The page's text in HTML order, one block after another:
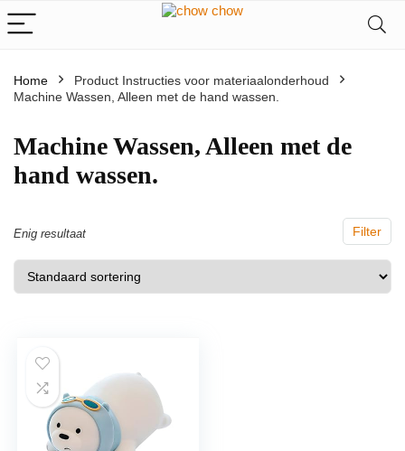
Home Product Instructies voor materiaalonderhoud
Machine Wassen, Alleen met de hand wassen.
‎Machine Wassen, Alleen met de
hand wassen.
Filter
Enig resultaat